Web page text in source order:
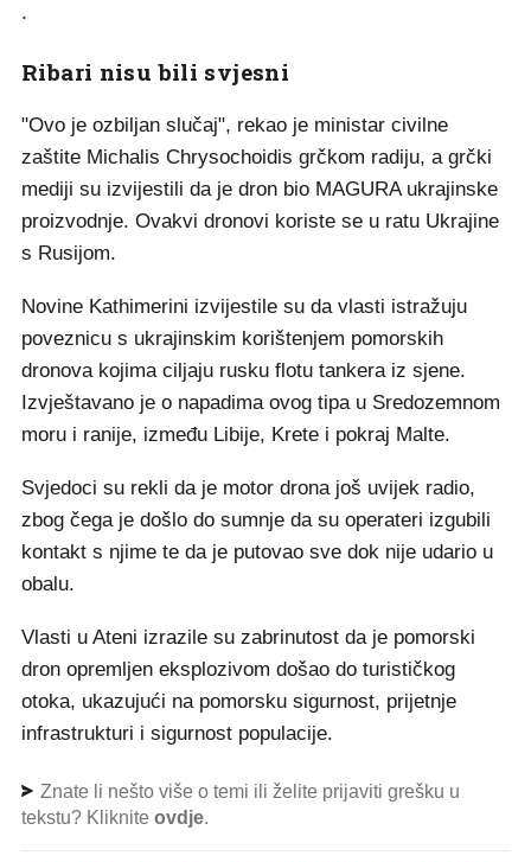
.
Ribari nisu bili svjesni
"Ovo je ozbiljan slučaj", rekao je ministar civilne
zaštite Michalis Chrysochoidis grčkom radiju, a grčki
mediji su izvijestili da je dron bio MAGURA ukrajinske
proizvodnje. Ovakvi dronovi koriste se u ratu Ukrajine
s Rusijom.
Novine Kathimerini izvijestile su da vlasti istražuju
poveznicu s ukrajinskim korištenjem pomorskih
dronova kojima ciljaju rusku flotu tankera iz sjene.
Izvještavano je o napadima ovog tipa u Sredozemnom
moru i ranije, između Libije, Krete i pokraj Malte.
Svjedoci su rekli da je motor drona još uvijek radio,
zbog čega je došlo do sumnje da su operateri izgubili
kontakt s njime te da je putovao sve dok nije udario u
obalu.
Vlasti u Ateni izrazile su zabrinutost da je pomorski
dron opremljen eksplozivom došao do turističkog
otoka, ukazujući na pomorsku sigurnost, prijetnje
infrastrukturi i sigurnost populacije.
Znate li nešto više o temi ili želite prijaviti grešku u
tekstu? Kliknite ovdje.